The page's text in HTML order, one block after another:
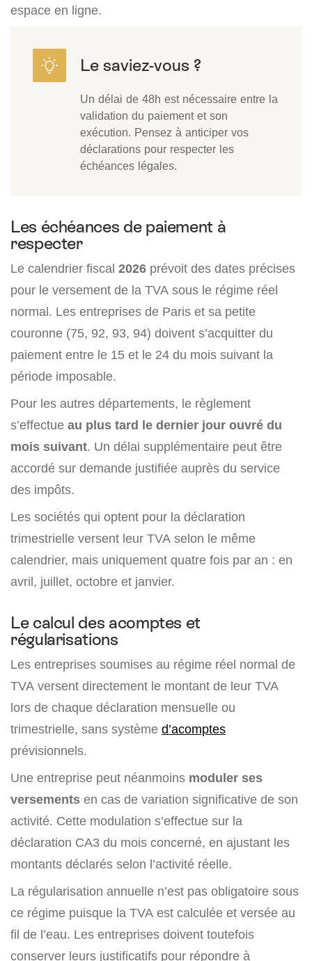
espace en ligne.
Un délai de 48h est nécessaire entre la
validation du paiement et son
exécution. Pensez à anticiper vos
déclarations pour respecter les
échéances légales.
Les échéances de paiement à
respecter
Le calendrier fiscal 2026 prévoit des dates précises
pour le versement de la TVA sous le régime réel
normal. Les entreprises de Paris et sa petite
couronne (75, 92, 93, 94) doivent s’acquitter du
paiement entre le 15 et le 24 du mois suivant la
période imposable.
Pour les autres départements, le règlement
s’effectue au plus tard le dernier jour ouvré du
mois suivant. Un délai supplémentaire peut être
accordé sur demande justifiée auprès du service
des impôts.
Les sociétés qui optent pour la déclaration
trimestrielle versent leur TVA selon le même
calendrier, mais uniquement quatre fois par an : en
avril, juillet, octobre et janvier.
Le calcul des acomptes et
régularisations
Les entreprises soumises au régime réel normal de
TVA versent directement le montant de leur TVA
lors de chaque déclaration mensuelle ou
trimestrielle, sans système d’acomptes
prévisionnels.
Une entreprise peut néanmoins moduler ses
versements en cas de variation significative de son
activité. Cette modulation s’effectue sur la
déclaration CA3 du mois concerné, en ajustant les
montants déclarés selon l’activité réelle.
La régularisation annuelle n’est pas obligatoire sous
ce régime puisque la TVA est calculée et versée au
fil de l’eau. Les entreprises doivent toutefois
conserver leurs justificatifs pour répondre à